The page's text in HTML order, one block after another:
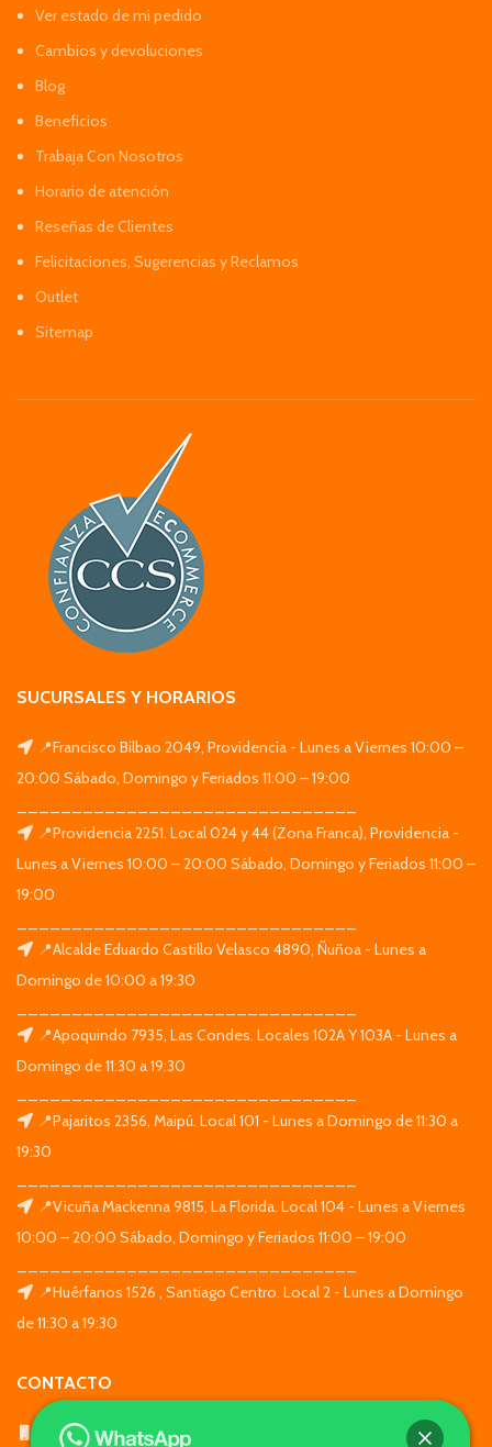
Ver estado de mi pedido
Cambios y devoluciones
Blog
Beneficios
Trabaja Con Nosotros
Horario de atención
Reseñas de Clientes
Felicitaciones, Sugerencias y Reclamos
Outlet
Sitemap
SUCURSALES Y HORARIOS
📍Francisco Bilbao 2049, Providencia - Lunes a Viernes 10:00 –
20:00 Sábado, Domingo y Feriados 11:00 – 19:00
📍Providencia 2251. Local 024 y 44 (Zona Franca), Providencia -
Lunes a Viernes 10:00 – 20:00 Sábado, Domingo y Feriados 11:00 –
19:00
📍Alcalde Eduardo Castillo Velasco 4890, Ñuñoa - Lunes a
Domingo de 10:00 a 19:30
📍Apoquindo 7935, Las Condes. Locales 102A Y 103A - Lunes a
Domingo de 11:30 a 19:30
📍Pajaritos 2356, Maipú. Local 101 - Lunes a Domingo de 11:30 a
19:30
📍Vicuña Mackenna 9815, La Florida. Local 104 - Lunes a Viernes
10:00 – 20:00 Sábado, Domingo y Feriados 11:00 – 19:00
📍Huérfanos 1526 , Santiago Centro. Local 2 - Lunes a Domingo
de 11:30 a 19:30
CONTACTO
WhatsApp: +569 7564 4676